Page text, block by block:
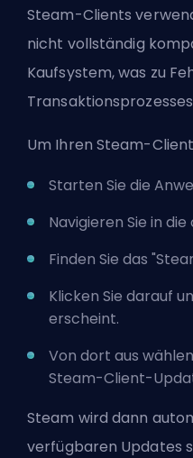
Steam-Clients
nicht vollständig
Kaufsystem, was zu
Um Ihren Steam-
Starten Sie die
Navigieren Sie in
Finden Sie das
Klicken Sie darauf
erscheint.
Von dort aus
Steam-Client-
Steam wird dann
verfügbaren Updates